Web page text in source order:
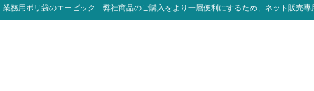
業務用ポリ袋のエービック 弊社商品のご購入をより一層便利にするため、ネット販売